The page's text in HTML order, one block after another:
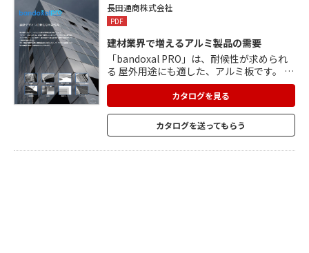
長田通商株式会社
PDF
建材業界で増えるアルミ製品の需要
「bandoxal PRO」は、耐候性が求められ
る 屋外用途にも適した、アルミ板です。 イ
タリア・ミラノ工場の連続コイルアルマイ
トラインに より、最大厚み3mm、最大幅
2,000mmまでアルマイト処理 が可能で、
防錆皮膜であるアルマイト層を均一に生成
させる ことにより、屋外での使用も可能と
カタログを見る
カタログを送ってもらう